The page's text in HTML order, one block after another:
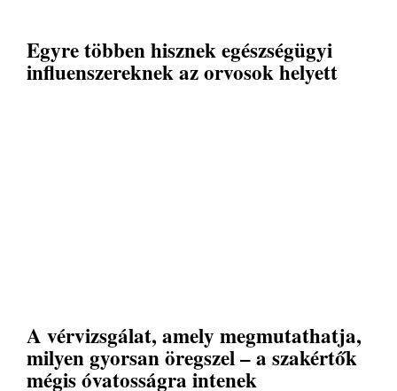
Egyre többen hisznek egészségügyi
influenszereknek az orvosok helyett
A vérvizsgálat, amely megmutathatja,
milyen gyorsan öregszel – a szakértők
mégis óvatosságra intenek